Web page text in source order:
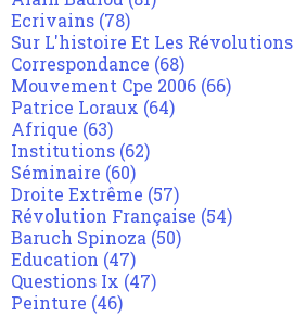
Ecrivains (78)
Sur L'histoire Et Les Révolutions
Correspondance (68)
Mouvement Cpe 2006 (66)
Patrice Loraux (64)
Afrique (63)
Institutions (62)
Séminaire (60)
Droite Extrême (57)
Révolution Française (54)
Baruch Spinoza (50)
Education (47)
Questions Ix (47)
Peinture (46)